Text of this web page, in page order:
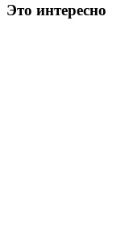
Это интересно